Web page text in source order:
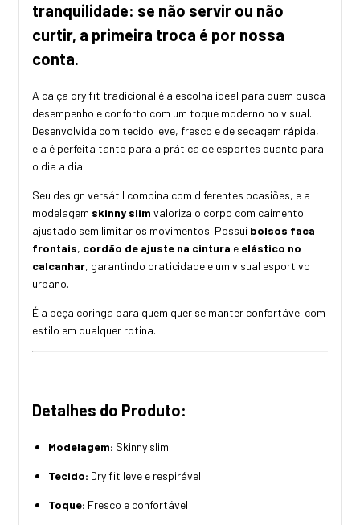
tranquilidade: se não servir ou não
curtir, a primeira troca é por nossa
conta.
A calça dry fit tradicional é a escolha ideal para quem busca
desempenho e conforto com um toque moderno no visual.
Desenvolvida com tecido leve, fresco e de secagem rápida,
ela é perfeita tanto para a prática de esportes quanto para
o dia a dia.
Seu design versátil combina com diferentes ocasiões, e a
modelagem skinny slim valoriza o corpo com caimento
ajustado sem limitar os movimentos. Possui bolsos faca
frontais, cordão de ajuste na cintura e elástico no
calcanhar, garantindo praticidade e um visual esportivo
urbano.
É a peça coringa para quem quer se manter confortável com
estilo em qualquer rotina.
Detalhes do Produto:
Modelagem: Skinny slim
Tecido: Dry fit leve e respirável
Toque: Fresco e confortável